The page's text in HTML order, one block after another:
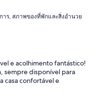
ร, สภาพของที่พักและสิ่งอำนวย
e acolhimento fantástico!
sempre disponível para
casa confortável e